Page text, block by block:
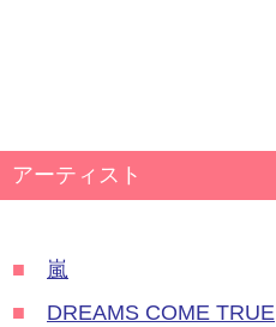
アーティスト
■
嵐
■
DREAMS COME TRUE